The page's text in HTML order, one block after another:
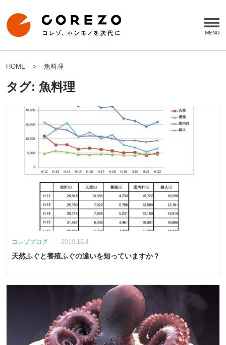
HOME 魚料理
タグ: 魚料理
コレゾブログ — 2019.12.4
天然ふぐと養殖ふぐの違いを知っていますか？